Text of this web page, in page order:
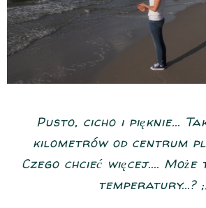
Pusto, cicho i pięknie...
kilometrów od centrum
Czego chcieć więcej....
temperatury...?